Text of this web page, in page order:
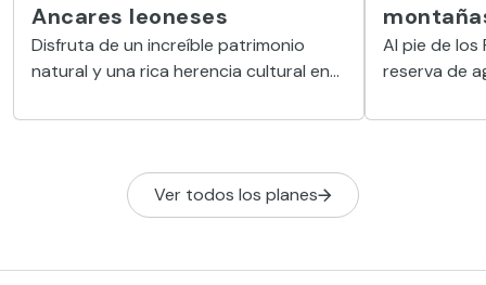
Ancares leoneses
Disfruta de un increíble patrimonio
natural y una rica herencia cultural en
la comarca de El Bierzo.
Al pie de los
reserva de
Además, lo
Ver todos los planes